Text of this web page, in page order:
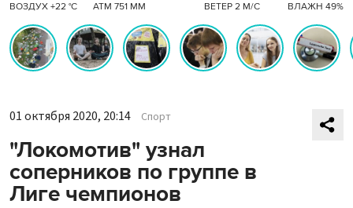
ВОЗДУХ +22 °C АТМ 751 ММ ВЕТЕР 2 М/С ВЛАЖН 49%
01 октября 2020, 20:14 Спорт
"Локомотив" узнал
соперников по группе в
Лиге чемпионов